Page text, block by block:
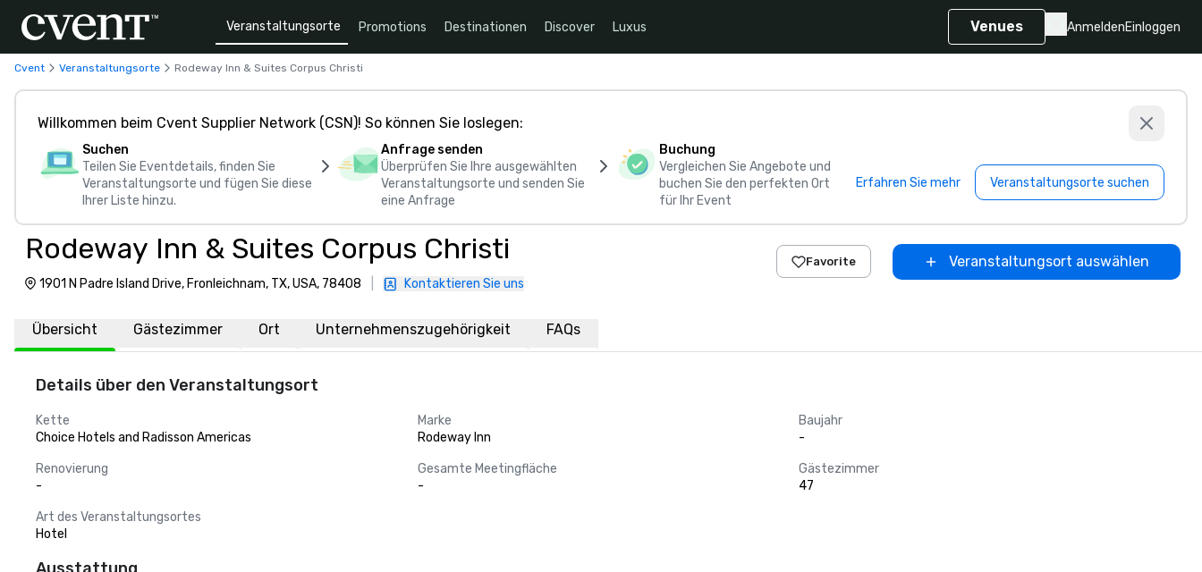
Veranstaltungsorte Promotions Destinationen Discover Luxus Venues AnmeldenEinloggen
Cvent Veranstaltungsorte Rodeway Inn & Suites Corpus Christi
Willkommen beim Cvent Supplier Network (CSN)! So können Sie loslegen:
Suchen
Teilen Sie Eventdetails, finden Sie
Veranstaltungsorte und fügen Sie diese
Ihrer Liste hinzu.
Anfrage senden
Überprüfen Sie Ihre ausgewählten
Veranstaltungsorte und senden Sie
eine Anfrage
Buchung
Vergleichen Sie Angebote und
buchen Sie den perfekten Ort
für Ihr Event
Erfahren Sie mehr Veranstaltungsorte suchen
Rodeway Inn & Suites Corpus Christi
1901 N Padre Island Drive, Fronleichnam, TX, USA, 78408 Kontaktieren Sie uns
Favorite Veranstaltungsort auswählen
Übersicht Gästezimmer Ort Unternehmenszugehörigkeit FAQs
Details über den Veranstaltungsort
Kette
Choice Hotels and Radisson Americas
Marke
Rodeway Inn
Baujahr
-
Renovierung
-
Gesamte Meetingfläche
-
Gästezimmer
47
Art des Veranstaltungsortes
Hotel